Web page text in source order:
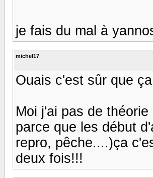
je fais du mal à
michel17
Ouais c'est sûr que
Moi j'ai pas de
parce que les début
repro, pêche....)ça
deux fois!!!